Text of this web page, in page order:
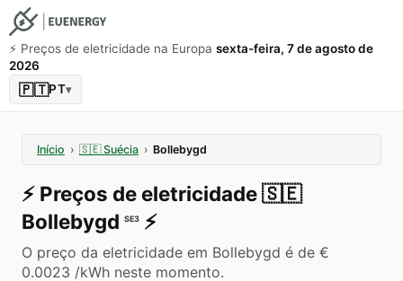
⚡️ Preços de eletricidade na Europa sexta-feira, 7 de agosto de
2026
🇵🇹PT▾
Início › 🇸🇪 Suécia › Bollebygd
⚡️ Preços de eletricidade🇸🇪
Bollebygd SE3 ⚡️
O preço da eletricidade em Bollebygd é de €
0.0023 /kWh neste momento.